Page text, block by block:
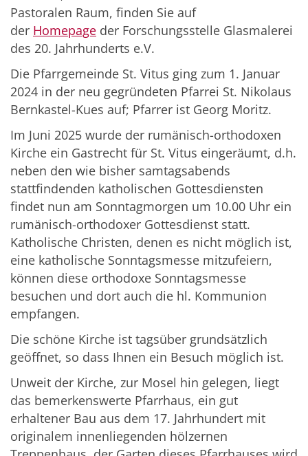
Pastoralen Raum, finden Sie auf
der Homepage der Forschungsstelle Glasmalerei
des 20. Jahrhunderts e.V.
Die Pfarrgemeinde St. Vitus ging zum 1. Januar
2024 in der neu gegründeten Pfarrei St. Nikolaus
Bernkastel-Kues auf; Pfarrer ist Georg Moritz.
Im Juni 2025 wurde der rumänisch-orthodoxen
Kirche ein Gastrecht für St. Vitus eingeräumt, d.h.
neben den wie bisher samtagsabends
stattfindenden katholischen Gottesdiensten
findet nun am Sonntagmorgen um 10.00 Uhr ein
rumänisch-orthodoxer Gottesdienst statt.
Katholische Christen, denen es nicht möglich ist,
eine katholische Sonntagsmesse mitzufeiern,
können diese orthodoxe Sonntagsmesse
besuchen und dort auch die hl. Kommunion
empfangen.
Die schöne Kirche ist tagsüber grundsätzlich
geöffnet, so dass Ihnen ein Besuch möglich ist.
Unweit der Kirche, zur Mosel hin gelegen, liegt
das bemerkenswerte Pfarrhaus, ein gut
erhaltener Bau aus dem 17. Jahrhundert mit
originalem innenliegenden hölzernen